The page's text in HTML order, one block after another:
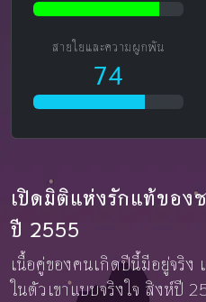
สายใยและความผูกพัน
74
เปิดมิติแห่งรักแท้ของ
ปี 2555
เนื้อคู่ของคนเกิดปีนี้มีอยู่จริ
ในตัวเขาแบบจริงใจ สิงห์ปี